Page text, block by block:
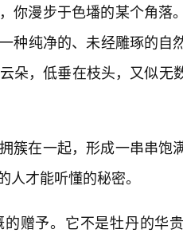
你漫步于色墦的某个角落
纯净的、未经雕琢的自
朵，低垂在枝头，又似无
簇在一起，形成一串串饱
才能听懂的秘密。
赠予。它不是牡丹的华